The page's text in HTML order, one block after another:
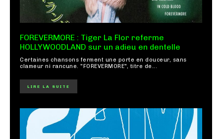
FOREVERMORE : Tiger La Flor referme
HOLLYWOODLAND sur un adieu en dentelle
Certaines chansons ferment une porte en douceur, sans
clameur ni rancune. "FOREVERMORE", titre de...
LIRE LA SUITE